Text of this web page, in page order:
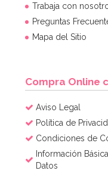
Trabaja con
Preguntas
Mapa del Sitio
Compra Online
Aviso Legal
Política de
Condiciones de
Información
Datos